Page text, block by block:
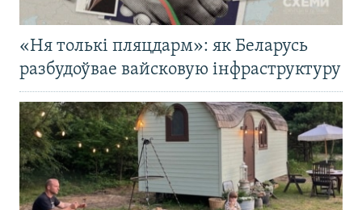
«Ня толькі пляцдарм»: як Беларусь
разбудоўвае вайсковую інфраструктуру